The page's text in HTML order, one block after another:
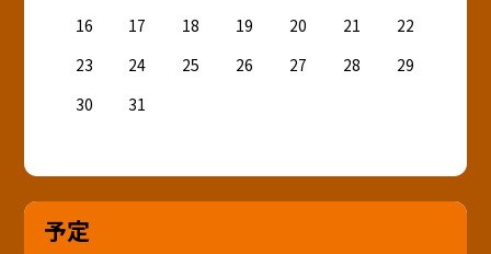
16
17 18 19 20 21
22
23
24 25 26 27 28
29
30
31
予定